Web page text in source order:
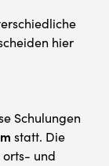
hier
Schulungen
statt. Die
orts- und